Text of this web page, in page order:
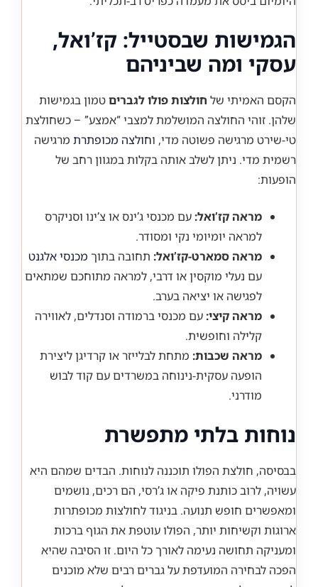
הגמישות שבסטייל: קז’ואל,
עסקי ומה שביניהם
הקסם האמיתי של חולצות פולו לגבריםטמון בגמישות
שלהן. זוהי החולצה המושלמת למצבי “אמצע” – כשחולצת
טי-שירט מרגישה פשוטה מדי, וחולצה מכופתרת מרגישה
רשמית מדי. ניתן לשלב אותה בקלות במגוון רחב של
הופעות:
מראה קז’ואל: עם מכנסי ג’ינס או צ’ינו וסניקרס
למראה יומיומי נקי ומסודר.
מראה סמארט-קז’ואל: תחובה בתוך מכנסי אלגנט
עם נעלי מוקסין או דרבי, למראה מתוחכם שמתאים
לפגישה או יציאה בערב.
מראה קיצי: עם מכנסי ברמודה וסנדלים, לאווירה
קלילה וחופשית.
מראה שכבות: מתחת לבלייזר או קרדיגן ליצירת
הופעה עסקית-נינוחה במשרדים עם קוד לבוש
מודרני.
נוחות בלתי מתפשרת
בבסיסה, חולצת הפולו תוכננה לנוחות. הבדים שמהם היא
עשויה, לרוב כותנת פיקה או ג’רסי, הם רכים, נושמים
ומאפשרים חופש תנועה. בניגוד לחולצות מכופתרות
ארוגות וקשיחות יותר, הפולו עוטפת את הגוף ברכות
ומעניקה תחושה נעימה לאורך כל היום. זו הסיבה שהיא
הפכה לבחירה המועדפת על גברים רבים שלא מוכנים